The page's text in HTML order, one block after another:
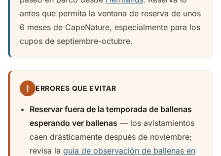
antes que permita la ventana de reserva de unos
6 meses de CapeNature, especialmente para los
cupos de septiembre-octubre.
! ERRORES QUE EVITAR
Reservar fuera de la temporada de ballenas
esperando ver ballenas — los avistamientos
caen drásticamente después de noviembre;
revisa la guía de observación de ballenas en